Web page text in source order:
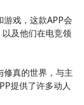
戏，这款APP会
及他们在电竞领
真的世界，与主
提供了许多动人